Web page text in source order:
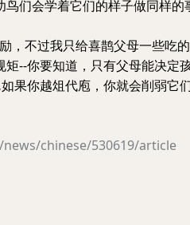
们会学着它们的样子做同样的
，不过我只给喜鹊父母一些吃
--你要知道，只有父母能决定
果你越俎代庖，你就会削弱它
chinese/530619/article